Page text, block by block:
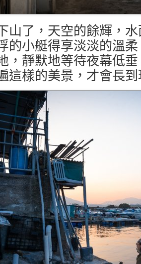
山了，天空的餘輝，
的小艇得享淡淡的溫
，靜默地等待夜幕低
這樣的美景，才會長